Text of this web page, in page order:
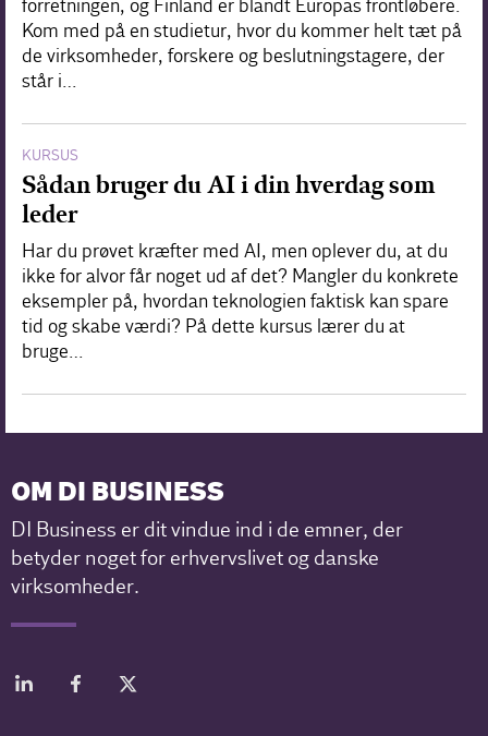
forretningen, og Finland er blandt Europas frontløbere.
Kom med på en studietur, hvor du kommer helt tæt på
de virksomheder, forskere og beslutningstagere, der
står i…
KURSUS
Sådan bruger du AI i din hverdag som
leder
Har du prøvet kræfter med AI, men oplever du, at du
ikke for alvor får noget ud af det? Mangler du konkrete
eksempler på, hvordan teknologien faktisk kan spare
tid og skabe værdi? På dette kursus lærer du at
bruge…
OM DI BUSINESS
DI Business er dit vindue ind i de emner, der
betyder noget for erhvervslivet og danske
virksomheder.